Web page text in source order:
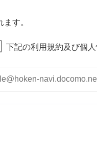
す。
下記の利用規約及び個